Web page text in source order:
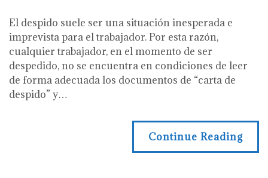
El despido suele ser una situación inesperada e
imprevista para el trabajador. Por esta razón,
cualquier trabajador, en el momento de ser
despedido, no se encuentra en condiciones de leer
de forma adecuada los documentos de “carta de
despido” y…
Continue Reading